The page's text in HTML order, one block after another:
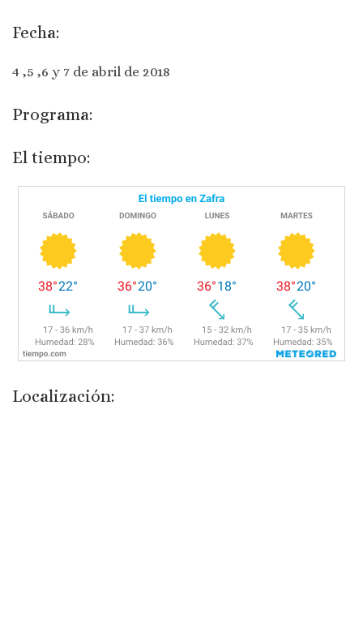
Fecha:
4 ,5 ,6 y 7 de abril de 2018
Programa:
El tiempo:
Localización: